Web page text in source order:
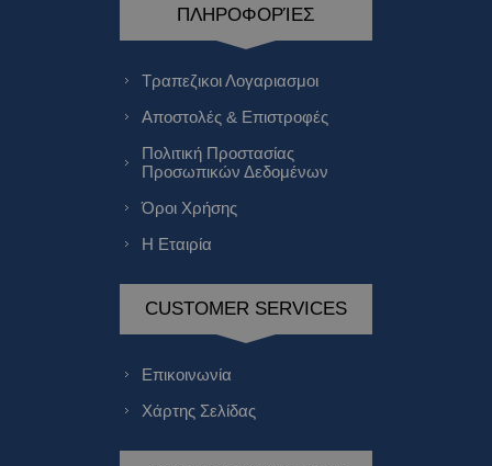
ΠΛΗΡΟΦΟΡΊΕΣ
Τραπεζικοι Λογαριασμοι
Αποστολές & Επιστροφές
Πολιτική Προστασίας
Προσωπικών Δεδομένων
Όροι Χρήσης
Η Εταιρία
CUSTOMER SERVICES
Επικοινωνία
Χάρτης Σελίδας